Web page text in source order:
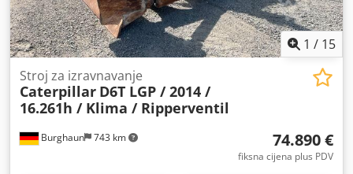
1 / 15
Burghaun 743 km
Stroj za izravnavanje
Caterpillar D6T LGP / 2014 /
16.261h / Klima / Ripperventil
74.890 €
fiksna cijena plus PDV